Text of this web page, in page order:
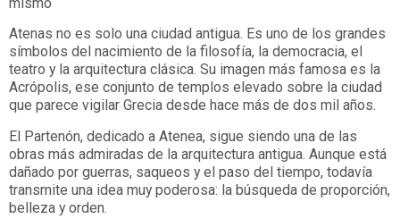
Atenas no es solo una ciudad antigua. Es uno de los grandes
símbolos del nacimiento de la filosofía, la democracia, el
teatro y la arquitectura clásica. Su imagen más famosa es la
Acrópolis, ese conjunto de templos elevado sobre la ciudad
que parece vigilar Grecia desde hace más de dos mil años.
El Partenón, dedicado a Atenea, sigue siendo una de las
obras más admiradas de la arquitectura antigua. Aunque está
dañado por guerras, saqueos y el paso del tiempo, todavía
transmite una idea muy poderosa: la búsqueda de proporción,
belleza y orden.